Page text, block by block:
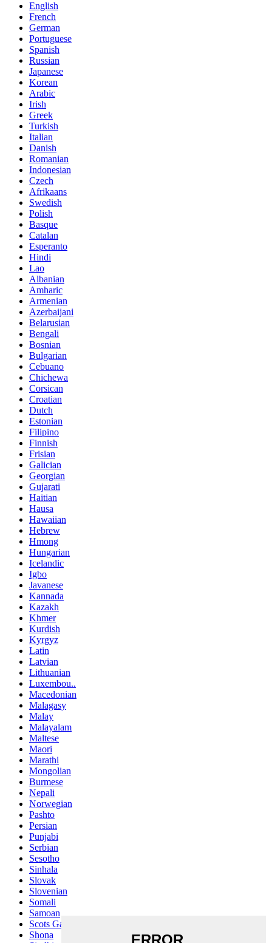
English
French
German
Portuguese
Spanish
Russian
Japanese
Korean
Arabic
Irish
Greek
Turkish
Italian
Danish
Romanian
Indonesian
Czech
Afrikaans
Swedish
Polish
Basque
Catalan
Esperanto
Hindi
Lao
Albanian
Amharic
Armenian
Azerbaijani
Belarusian
Bengali
Bosnian
Bulgarian
Cebuano
Chichewa
Corsican
Croatian
Dutch
Estonian
Filipino
Finnish
Frisian
Galician
Georgian
Gujarati
Haitian
Hausa
Hawaiian
Hebrew
Hmong
Hungarian
Icelandic
Igbo
Javanese
Kannada
Kazakh
Khmer
Kurdish
Kyrgyz
Latin
Latvian
Lithuanian
Luxembou..
Macedonian
Malagasy
Malay
Malayalam
Maltese
Maori
Marathi
Mongolian
Burmese
Nepali
Norwegian
Pashto
Persian
Punjabi
Serbian
Sesotho
Sinhala
Slovak
Slovenian
Somali
Samoan
Scots Gaelic
Shona